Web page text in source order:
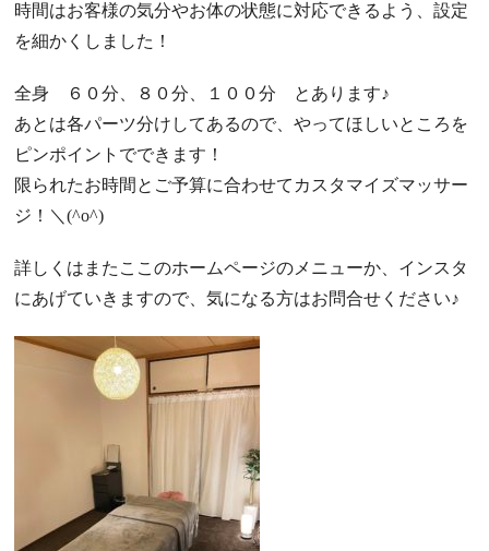
時間はお客様の気分やお体の状態に対応できるよう、設定
を細かくしました！
全身 ６０分、８０分、１００分 とあります♪
あとは各パーツ分けしてあるので、やってほしいところを
ピンポイントでできます！
限られたお時間とご予算に合わせてカスタマイズマッサー
ジ！＼(^o^)
詳しくはまたここのホームページのメニューか、インスタ
にあげていきますので、気になる方はお問合せください♪